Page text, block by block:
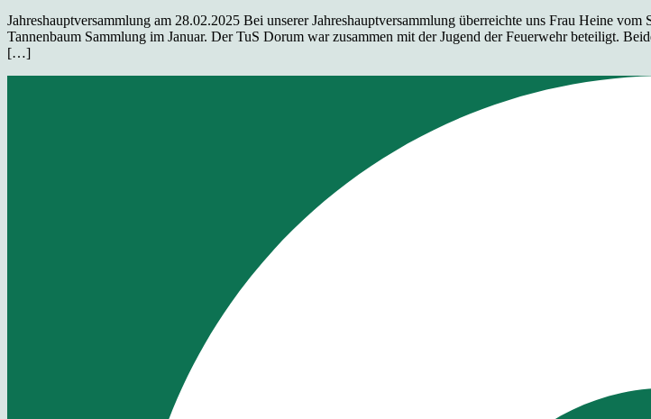
Jahreshauptversammlung am 28.02.2025 Bei unserer Jahreshauptversammlung überreichte uns Frau Heine
Tannenbaum Sammlung im Januar. Der TuS Dorum war zusammen mit der Jugend der Feuerwehr beteiligt.
[…]